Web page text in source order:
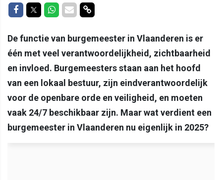
Delen op Facebook
Delen op Twitter
Delen op Whatsapp
Delen via Mail
Delen via link
De functie van burgemeester in Vlaanderen is er
één met veel verantwoordelijkheid, zichtbaarheid
en invloed. Burgemeesters staan aan het hoofd
van een lokaal bestuur, zijn eindverantwoordelijk
voor de openbare orde en veiligheid, en moeten
vaak 24/7 beschikbaar zijn. Maar wat verdient een
burgemeester in Vlaanderen nu eigenlijk in 2025?